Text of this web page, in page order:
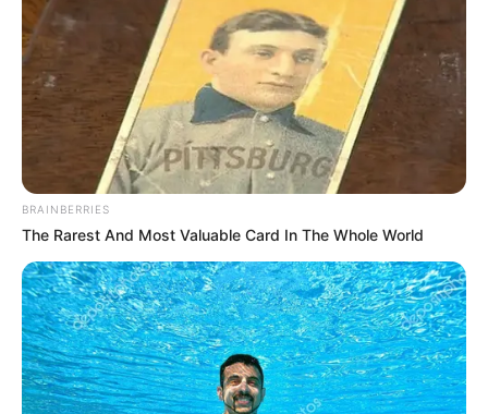
BRAINBERRIES
The Rarest And Most Valuable Card In The Whole World